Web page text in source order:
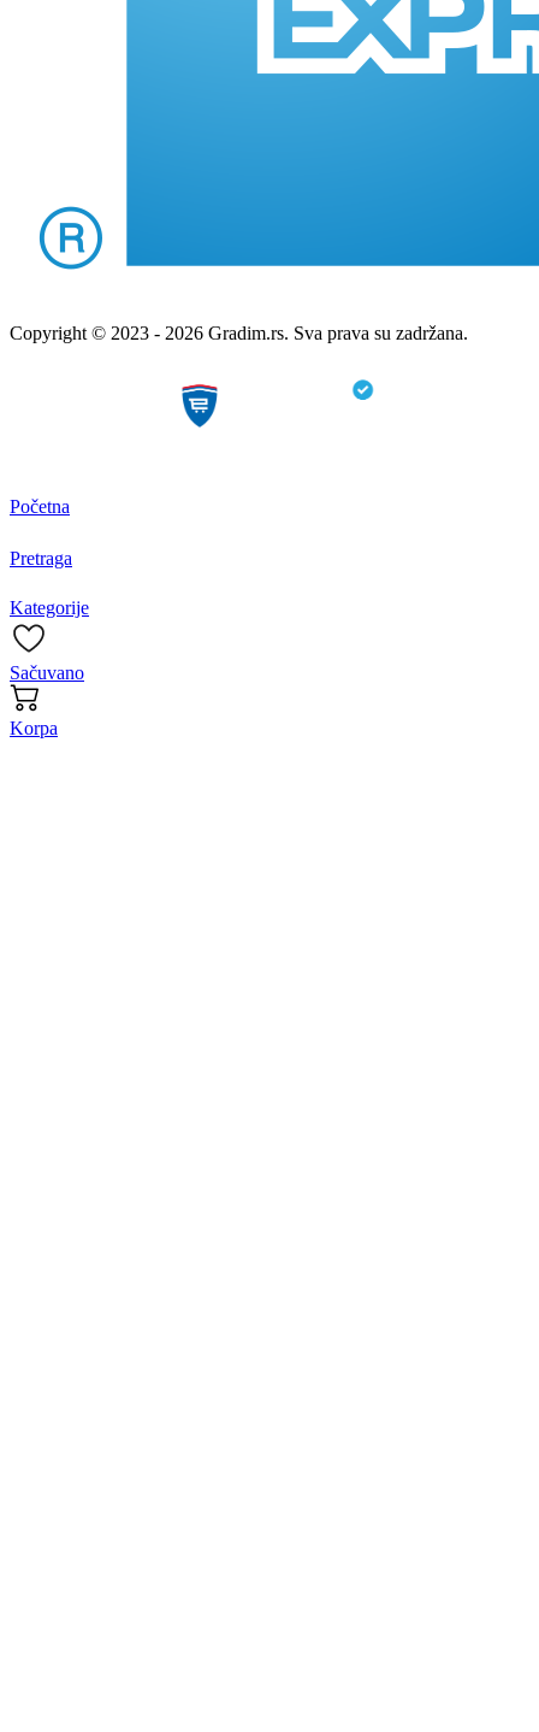
Copyright © 2023 - 2026 Gradim.rs. Sva prava su zadržana.
Početna
Pretraga
Kategorije
Sačuvano
Korpa